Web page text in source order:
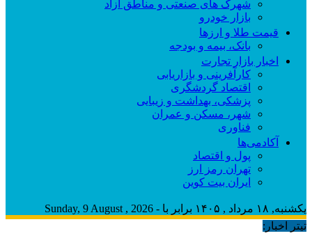
شهرک های صنعتی و مناطق آزاد
بازار خودرو
قیمت طلا و ارزها
بانک، بیمه و بودجه
اخبار بازار تجارت
کارآفرینی و بازاریابی
اقتصاد گردشگری
پزشکی، بهداشت و زیبایی
شهر، مسکن و عمران
فناوری
آکادمی‌ها
پول و اقتصاد
تهران رمز ارز
ایران بیت کوین
یکشنبه, ۱۸ مرداد , ۱۴۰۵ برابر با - Sunday, 9 August , 2026
تیتر اخبار: